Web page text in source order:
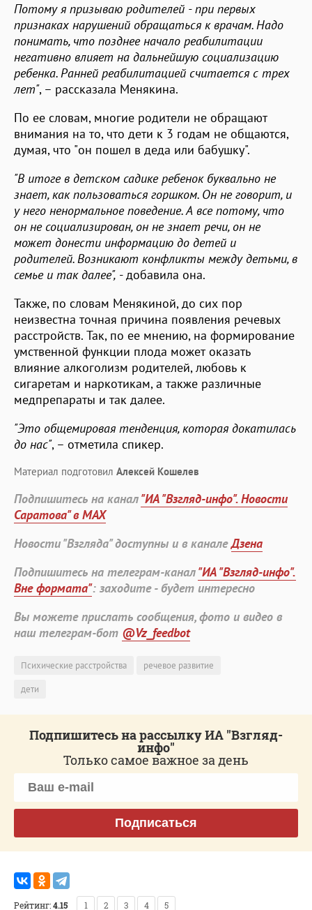
Потому я призываю родителей - при первых
признаках нарушений обращаться к врачам. Надо
понимать, что позднее начало реабилитации
негативно влияет на дальнейшую социализацию
ребенка. Ранней реабилитацией считается с трех
лет", – рассказала Менякина.
По ее словам, многие родители не обращают
внимания на то, что дети к 3 годам не общаются,
думая, что "он пошел в деда или бабушку".
"В итоге в детском садике ребенок буквально не
знает, как пользоваться горшком. Он не говорит, и
у него ненормальное поведение. А все потому, что
он не социализирован, он не знает речи, он не
может донести информацию до детей и
родителей. Возникают конфликты между детьми, в
семье и так далее", - добавила она.
Также, по словам Менякиной, до сих пор
неизвестна точная причина появления речевых
расстройств. Так, по ее мнению, на формирование
умственной функции плода может оказать
влияние алкоголизм родителей, любовь к
сигаретам и наркотикам, а также различные
медпрепараты и так далее.
"Это общемировая тенденция, которая докатилась
до нас", – отметила спикер.
Материал подготовил Алексей Кошелев
Подпишитесь на канал"ИА "Взгляд-инфо". Новости
Саратова" в MAX
Новости "Взгляда" доступны и в каналеДзена
Подпишитесь на телеграм-канал"ИА "Взгляд-инфо".
Вне формата": заходите - будет интересно
Вы можете прислать сообщения, фото и видео в
наш телеграм-бот @Vz_feedbot
Психические расстройства
речевое развитие
дети
Подпишитесь на рассылку ИА "Взгляд-
инфо"
Только самое важное за день
Подписаться
Рейтинг:4.15 1 2 3 4 5